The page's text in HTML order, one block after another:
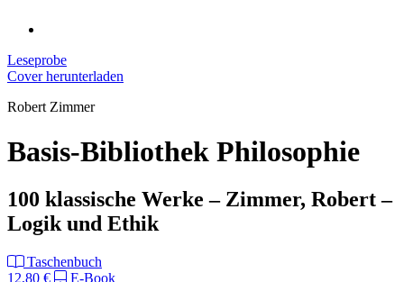
Leseprobe
Cover herunterladen
Robert Zimmer
Basis-Bibliothek Philosophie
100 klassische Werke – Zimmer, Robert –
Logik und Ethik
Taschenbuch
12,80 €
E-Book